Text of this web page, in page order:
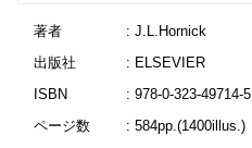
著者
: J.L.Hornick
出版社
: ELSEVIER
ISBN
: 978-0-323-49714-5
ページ数
: 584pp.(1400illus.)